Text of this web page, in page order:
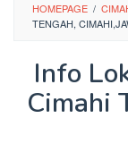
HOMEPAGE /
TENGAH,
Info
Cimahi